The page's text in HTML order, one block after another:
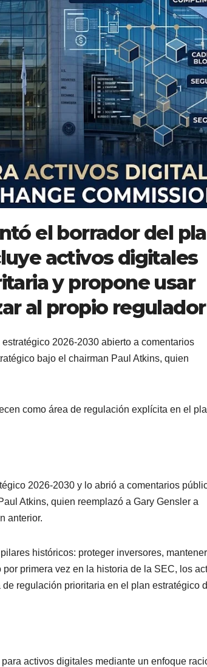
el borrador del
activos digitales
y propone usar
al propio
2026-2030 abierto a comentarios
bajo el chairman Paul Atkins, quien
como área de regulación explícita en el
2026-2030 y lo abrió a comentarios
Atkins, quien reemplazó a Gary Gensler a
anterior.
históricos: proteger inversores, mantener
primera vez en la historia de la SEC, los
regulación prioritaria en el plan estratégico
activos digitales mediante un enfoque